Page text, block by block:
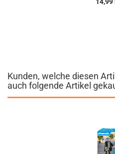
Kunden, welche diesen
auch folgende Artikel